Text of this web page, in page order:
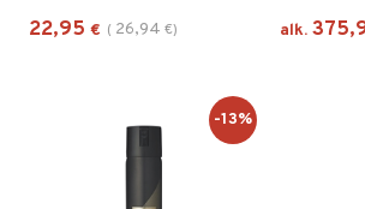
22,95 € ( 26,94 €) alk.
-13%